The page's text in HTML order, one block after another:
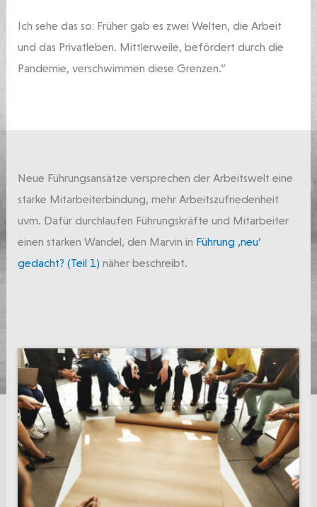
Ich sehe das so: Früher gab es zwei Welten, die Arbeit
und das Privatleben. Mittlerweile, befördert durch die
Pandemie, verschwimmen diese Grenzen.“
Neue Führungsansätze versprechen der Arbeitswelt eine
starke Mitarbeiterbindung, mehr Arbeitszufriedenheit
uvm. Dafür durchlaufen Führungskräfte und Mitarbeiter
einen starken Wandel, den Marvin in Führung ‚neu‘
gedacht? (Teil 1) näher beschreibt.